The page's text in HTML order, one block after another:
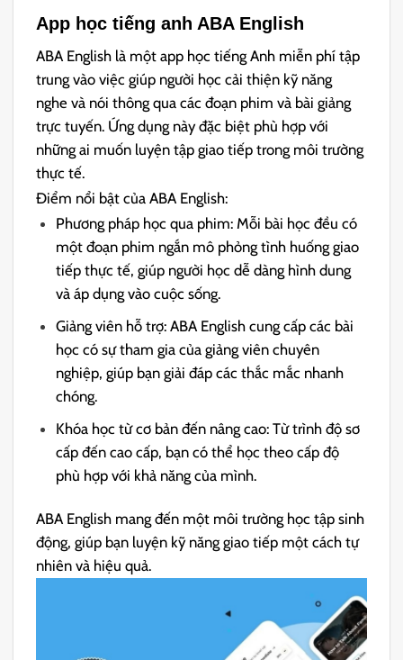
App học tiếng anh ABA English
ABA English là một app học tiếng Anh miễn phí tập
trung vào việc giúp người học cải thiện kỹ năng
nghe và nói thông qua các đoạn phim và bài giảng
trực tuyến. Ứng dụng này đặc biệt phù hợp với
những ai muốn luyện tập giao tiếp trong môi trường
thực tế.
Điểm nổi bật của ABA English:
Phương pháp học qua phim: Mỗi bài học đều có
một đoạn phim ngắn mô phỏng tình huống giao
tiếp thực tế, giúp người học dễ dàng hình dung
và áp dụng vào cuộc sống.
Giảng viên hỗ trợ: ABA English cung cấp các bài
học có sự tham gia của giảng viên chuyên
nghiệp, giúp bạn giải đáp các thắc mắc nhanh
chóng.
Khóa học từ cơ bản đến nâng cao: Từ trình độ sơ
cấp đến cao cấp, bạn có thể học theo cấp độ
phù hợp với khả năng của mình.
ABA English mang đến một môi trường học tập sinh
động, giúp bạn luyện kỹ năng giao tiếp một cách tự
nhiên và hiệu quả.